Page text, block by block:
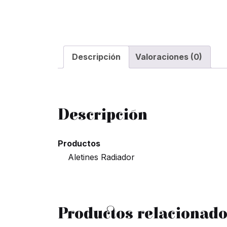
Descripción Valoraciones (0)
Descripción
Productos
Aletines Radiador
Productos